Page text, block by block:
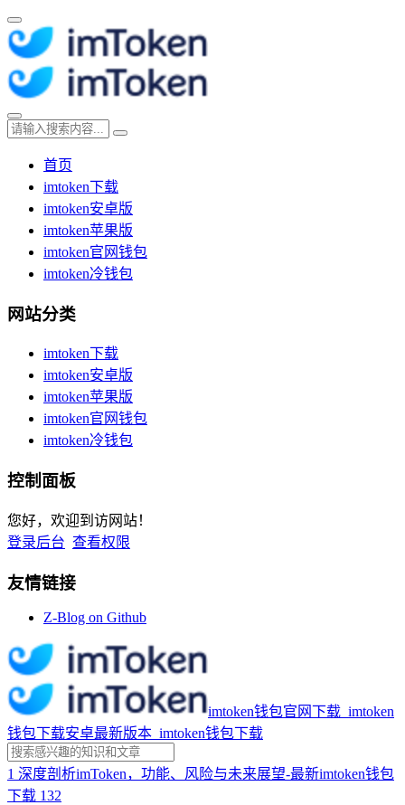
首页
imtoken下载
imtoken安卓版
imtoken苹果版
imtoken官网钱包
imtoken冷钱包
网站分类
imtoken下载
imtoken安卓版
imtoken苹果版
imtoken官网钱包
imtoken冷钱包
控制面板
您好，欢迎到访网站！
登录后台 查看权限
友情链接
Z-Blog on Github
imtoken钱包官网下载_imtoken
钱包下载安卓最新版本_imtoken钱包下载
1 深度剖析imToken，功能、风险与未来展望-最新imtoken钱包
下载 132